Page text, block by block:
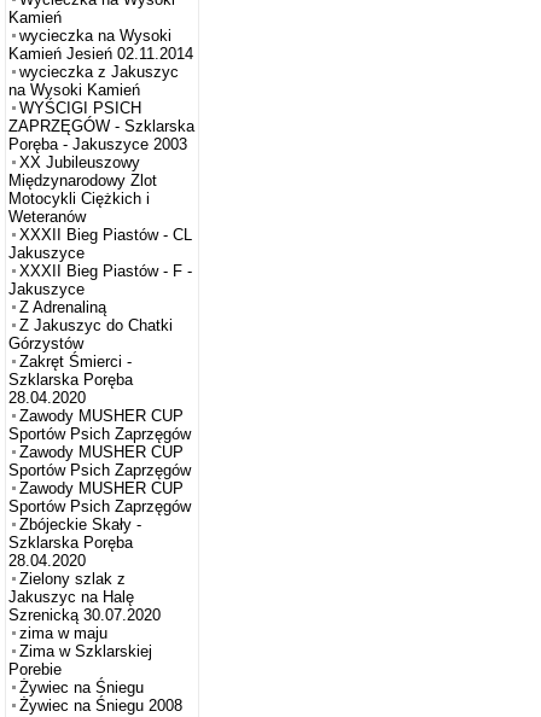
Kamień
wycieczka na Wysoki
Kamień Jesień 02.11.2014
wycieczka z Jakuszyc
na Wysoki Kamień
WYŚCIGI PSICH
ZAPRZĘGÓW - Szklarska
Poręba - Jakuszyce 2003
XX Jubileuszowy
Międzynarodowy Zlot
Motocykli Ciężkich i
Weteranów
XXXII Bieg Piastów - CL
Jakuszyce
XXXII Bieg Piastów - F -
Jakuszyce
Z Adrenaliną
Z Jakuszyc do Chatki
Górzystów
Zakręt Śmierci -
Szklarska Poręba
28.04.2020
Zawody MUSHER CUP
Sportów Psich Zaprzęgów
Zawody MUSHER CUP
Sportów Psich Zaprzęgów
Zawody MUSHER CUP
Sportów Psich Zaprzęgów
Zbójeckie Skały -
Szklarska Poręba
28.04.2020
Zielony szlak z
Jakuszyc na Halę
Szrenicką 30.07.2020
zima w maju
Zima w Szklarskiej
Porebie
Żywiec na Śniegu
Żywiec na Śniegu 2008